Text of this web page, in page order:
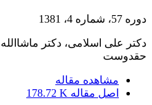
دوره 57، شماره 4، 1381
دکتر علی اسلامی، دکتر
حقدوست
مشاهده مقاله
اصل مقاله 178.72 K